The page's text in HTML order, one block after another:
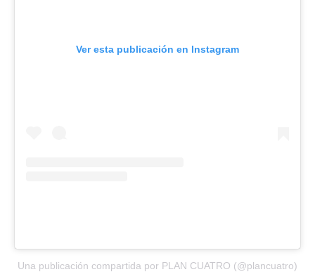
Ver esta publicación en Instagram
Una publicación compartida por PLAN CUATRO (@plancuatro)